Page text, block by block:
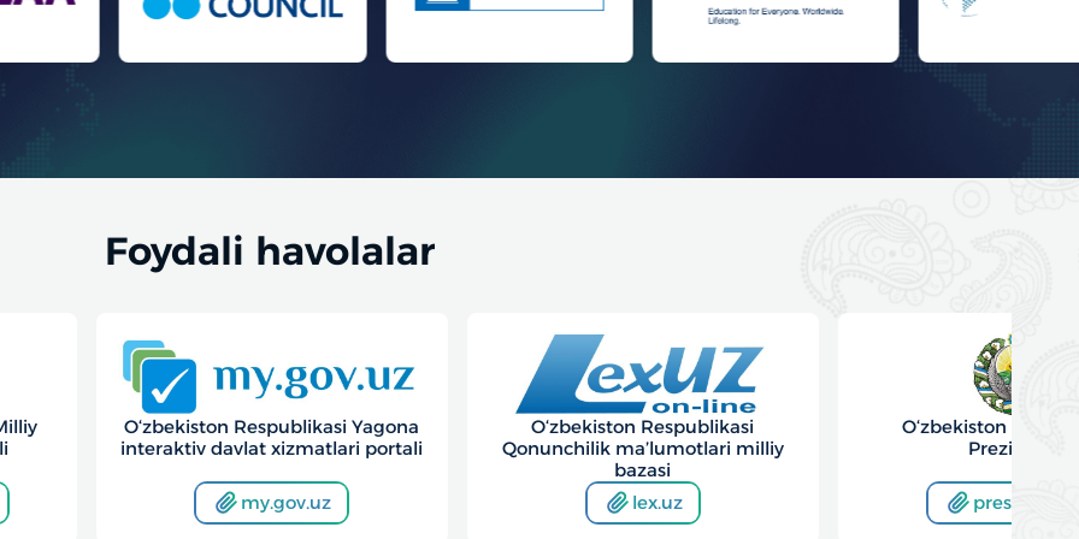
Foydali havolalar
O‘zbekiston Respublikasi
Qonunchilik ma’lumotlari milliy
lex.uz
O‘zbekiston Respublikasi
Prezidenti
president.uz
O‘zbekiston
Hukumat
gov.uz